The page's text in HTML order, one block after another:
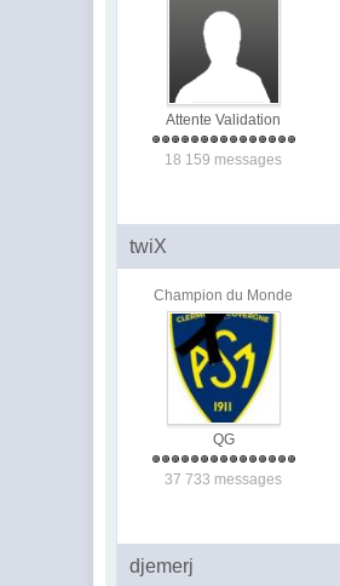
Attente Validation
18 159 messages
twiX
Champion du Monde
QG
37 733 messages
djemerj